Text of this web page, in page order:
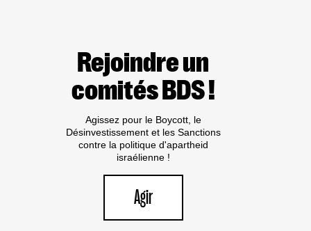
Rejoindre un
comités BDS !
Agissez pour le Boycott, le
Désinvestissement et les Sanctions
contre la politique d'apartheid
israélienne !
Agir